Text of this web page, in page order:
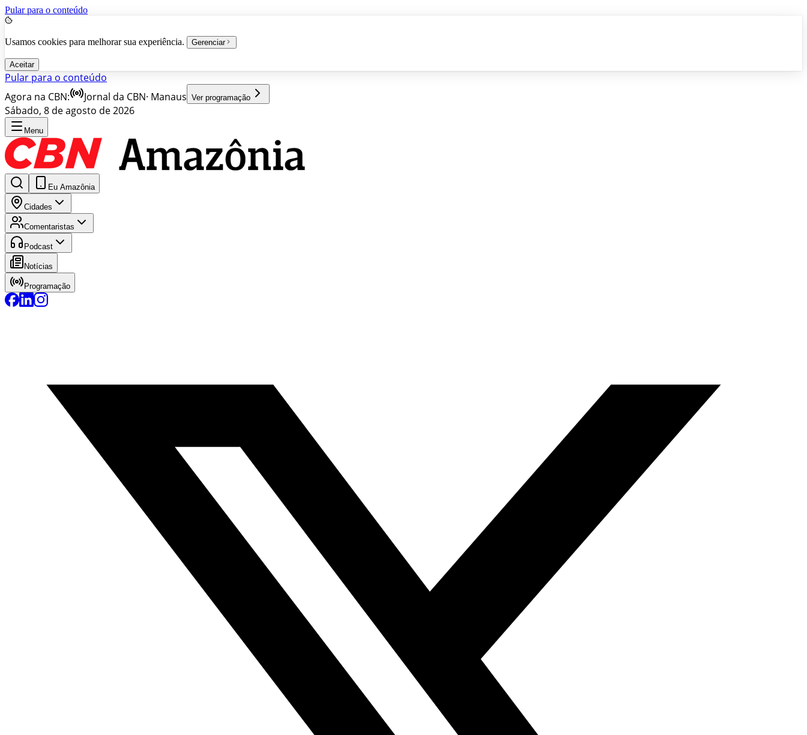
Pular para o conteúdo
Usamos cookies para melhorar sua experiência. Gerenciar
Aceitar
Pular para o conteúdo
Agora na CBN:
Jornal da CBN· Manaus Ver programação
Sábado, 8 de agosto de 2026
Menu
Eu Amazônia
Cidades
Comentaristas
Podcast
Notícias
Programação